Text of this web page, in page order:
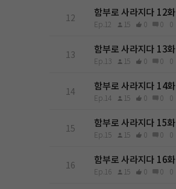
12 함부로 사라지다 12화
Ep.12 15 0 0 0
13 함부로 사라지다 13화
Ep.13 15 0 0 0
14 함부로 사라지다 14화
Ep.14 15 0 0 0
15 함부로 사라지다 15화
Ep.15 15 0 0 0
16 함부로 사라지다 16화
Ep.16 15 0 0 0